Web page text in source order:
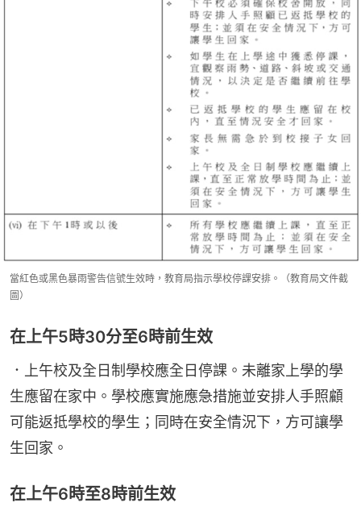
當紅色或黑色暴雨警告信號生效時，教育局指示學校停課安排。（教育局文件截
圖）
在上午5時30分至6時前生效
．上午校及全日制學校應全日停課。未離家上學的學
生應留在家中。學校應實施應急措施並安排人手照顧
可能返抵學校的學生；同時在安全情況下，方可讓學
生回家。
在上午6時至8時前生效